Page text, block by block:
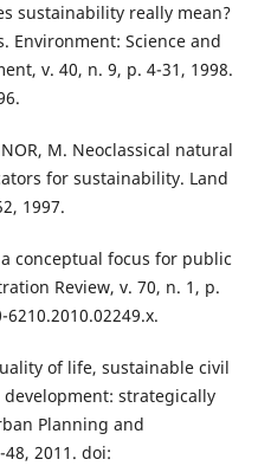
sustainability really mean?
Environment: Science and
v. 40, n. 9, p. 4-31, 1998.
M. Neoclassical natural
for sustainability. Land
1997.
conceptual focus for public
Review, v. 70, n. 1, p.
of life, sustainable civil
strategically
Planning and
2011. doi: